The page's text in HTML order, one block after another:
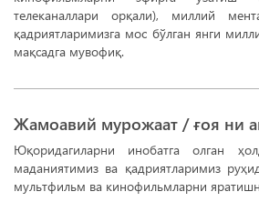
телеканаллари орқали), миллий
қадриятларимизга мос бўлган янги
мақсадга мувофиқ.
Жамоавий мурожаат / ғоя ни
Юқоридагиларни инобатга олган
маданиятимиз ва қадриятларимиз
мультфильм ва кинофильмларни